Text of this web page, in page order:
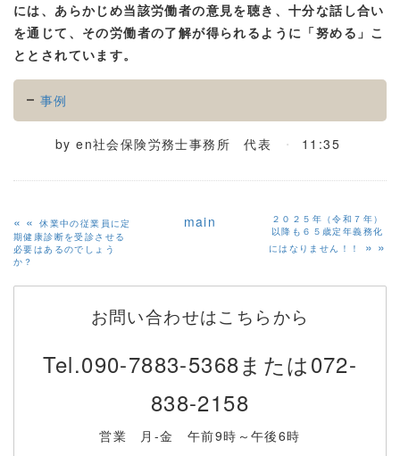
には、あらかじめ当該労働者の意見を聴き、十分な話し合い
を通じて、その労働者の了解が得られるように「努める」こ
ととされています。
事例
byen社会保険労務士事務所 代表 11:35
«休業中の従業員に定
期健康診断を受診させる
必要はあるのでしょう
か？
main
２０２５年（令和７年）
以降も６５歳定年義務化
にはなりません！！
»
お問い合わせはこちらから
Tel.090-7883-5368または072-
838-2158
営業 月-金 午前9時～午後6時